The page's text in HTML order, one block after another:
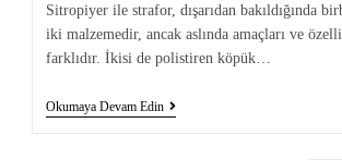
Sitropiyer ile strafor, dışarıdan bakıldığında
iki malzemedir, ancak aslında amaçları ve
farklıdır. İkisi de polistiren köpük…
Okumaya Devam Edin